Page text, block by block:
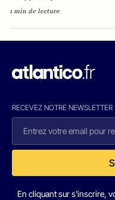
1 min de lecture
RECEVEZ NOTRE NEWSLETTER
En cliquant sur s'inscrire,